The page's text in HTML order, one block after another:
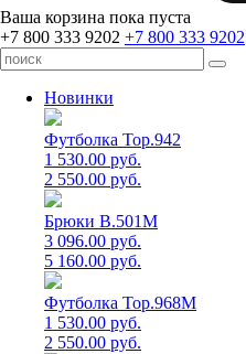
Ваша корзина пока пуста
+7 800 333 9202 +7 800 333 9202
Новинки
Футболка Top.942
1 530.00 руб.
2 550.00 руб.
Брюки B.501M
3 096.00 руб.
5 160.00 руб.
Футболка Top.968M
1 530.00 руб.
2 550.00 руб.